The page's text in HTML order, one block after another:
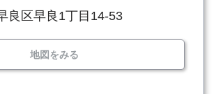
良区早良1丁目14-53
地図をみる